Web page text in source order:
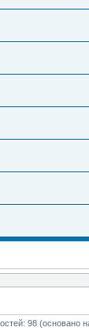
98 (основано